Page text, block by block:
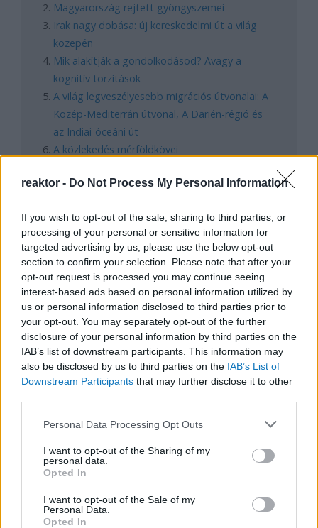
reaktor - Do Not Process My Personal Information
If you wish to opt-out of the sale, sharing to third parties, or
processing of your personal or sensitive information for
targeted advertising by us, please use the below opt-out
section to confirm your selection. Please note that after your
opt-out request is processed you may continue seeing
interest-based ads based on personal information utilized by
us or personal information disclosed to third parties prior to
your opt-out. You may separately opt-out of the further
disclosure of your personal information by third parties on the
IAB’s list of downstream participants. This information may
also be disclosed by us to third parties on the IAB’s List of
Downstream Participants that may further disclose it to other
Please note that this website/app uses one or more Google
not limited to your visit or usage behaviour. You may click to
grant or deny consent to Google and its third-party tags to
use your data for below specified purposes in below Google
consent section.
Personal Data Processing Opt Outs
I want to opt-out of the Sharing of my
personal data.
Opted In
I want to opt-out of the Sale of my
Personal Data.
Opted In
Magyarország rejtett gyöngyszemei
Irak nagy dobása: új kereskedelmi út a világ
közepén
Mik alakítják a gondolkodásod? Avagy a
kognitív torzítások
A világ legveszélyesebb migrációs útvonalai: A
Közép-Mediterrán útvonal, A Darién-régió és
az Indiai-óceáni út
A közlekedés mérföldkövei
FACEBOOK
LEGFRISSEBB
A közlekedés mérföldkövei